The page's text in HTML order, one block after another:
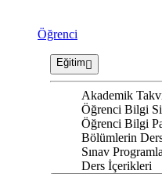
Öğrenci
Eğitim
Akademik
Öğrenci Bilgi
Öğrenci Bilgi
Bölümlerin
Sınav
Ders İçerikleri